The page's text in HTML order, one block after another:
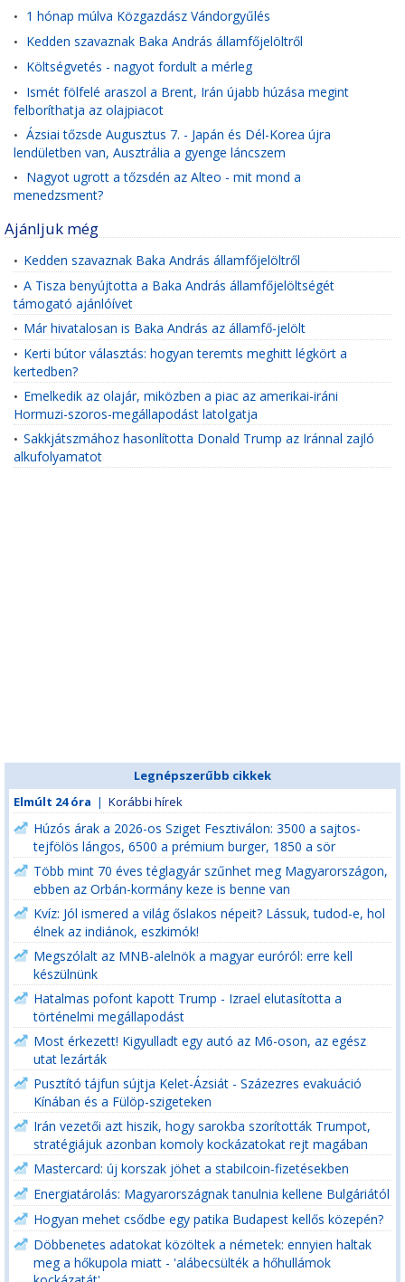
• 1 hónap múlva Közgazdász Vándorgyűlés
• Kedden szavaznak Baka András államfőjelöltről
• Költségvetés - nagyot fordult a mérleg
• Ismét fölfelé araszol a Brent, Irán újabb húzása megint
felboríthatja az olajpiacot
• Ázsiai tőzsde Augusztus 7. - Japán és Dél-Korea újra
lendületben van, Ausztrália a gyenge láncszem
• Nagyot ugrott a tőzsdén az Alteo - mit mond a
menedzsment?
Ajánljuk még
• Kedden szavaznak Baka András államfőjelöltről
• A Tisza benyújtotta a Baka András államfőjelöltségét
támogató ajánlóívet
• Már hivatalosan is Baka András az államfő-jelölt
• Kerti bútor választás: hogyan teremts meghitt légkört a
kertedben?
• Emelkedik az olajár, miközben a piac az amerikai-iráni
Hormuzi-szoros-megállapodást latolgatja
• Sakkjátszmához hasonlította Donald Trump az Iránnal zajló
alkufolyamatot
Legnépszerűbb cikkek
Elmúlt 24 óra | Korábbi hírek
Húzós árak a 2026-os Sziget Fesztiválon: 3500 a sajtos-
tejfölös lángos, 6500 a prémium burger, 1850 a sör
Több mint 70 éves téglagyár szűnhet meg Magyarországon,
ebben az Orbán-kormány keze is benne van
Kvíz: Jól ismered a világ őslakos népeit? Lássuk, tudod-e, hol
élnek az indiánok, eszkimók!
Megszólalt az MNB-alelnök a magyar euróról: erre kell
készülnünk
Hatalmas pofont kapott Trump - Izrael elutasította a
történelmi megállapodást
Most érkezett! Kigyulladt egy autó az M6-oson, az egész
utat lezárták
Pusztító tájfun sújtja Kelet-Ázsiát - Százezres evakuáció
Kínában és a Fülöp-szigeteken
Irán vezetői azt hiszik, hogy sarokba szorították Trumpot,
stratégiájuk azonban komoly kockázatokat rejt magában
Mastercard: új korszak jöhet a stabilcoin-fizetésekben
Energiatárolás: Magyarországnak tanulnia kellene Bulgáriától
Hogyan mehet csődbe egy patika Budapest kellős közepén?
Döbbenetes adatokat közöltek a németek: ennyien haltak
meg a hőkupola miatt - 'alábecsülték a hőhullámok